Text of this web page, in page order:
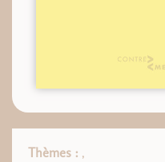
Thèmes : ,